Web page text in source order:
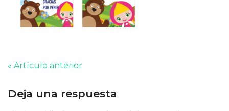
« Artículo anterior
Deja una respuesta